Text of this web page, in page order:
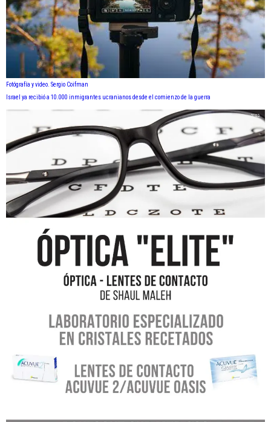
Fotógrafía y video. Sergio Coifman
Israel ya recibió a 10.000 inmigrantes ucranianos desde el comienzo de la guerra